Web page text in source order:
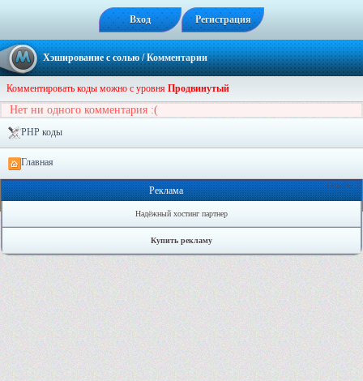
Вход Регистрация
Хэширование с солью/ Комментарии
Комментировать коды можно с уровня Продвинутый
Нет ни одного комментария :(
PHP коды
Главная
Онлайн: 0
Реклама
Надёжный хостинг партнер
Купить рекламу